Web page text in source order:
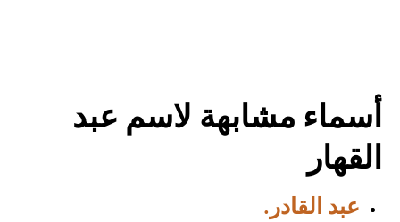
أسماء مشابهة لاسم عبد
القهار
عبد القادر.